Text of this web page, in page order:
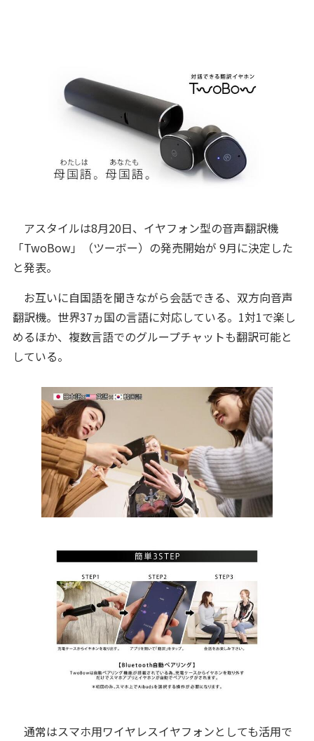
アスタイルは8月20日、イヤフォン型の音声翻訳機
「TwoBow」（ツーボー）の発売開始が 9月に決定した
と発表。
お互いに自国語を聞きながら会話できる、双方向音声
翻訳機。世界37ヵ国の言語に対応している。1対1で楽し
めるほか、複数言語でのグループチャットも翻訳可能と
している。
通常はスマホ用ワイヤレスイヤフォンとしても活用で